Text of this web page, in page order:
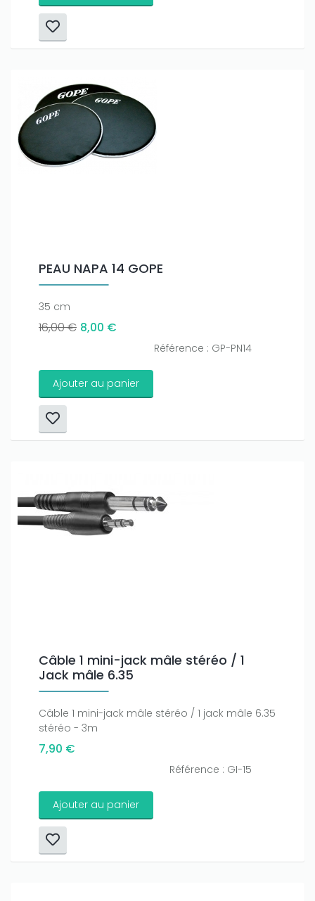
PEAU NAPA 14 GOPE
35 cm
16,00 € 8,00 €
Référence : GP-PN14
Ajouter au panier
Câble 1 mini-jack mâle stéréo / 1
Jack mâle 6.35
Câble 1 mini-jack mâle stéréo / 1 jack mâle 6.35
stéréo - 3m
7,90 €
Référence : GI-15
Ajouter au panier